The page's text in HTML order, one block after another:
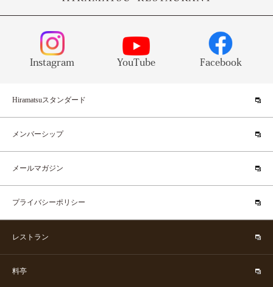
Instagram YouTube Facebook
Hiramatsuスタンダード
メンバーシップ
メールマガジン
プライバシーポリシー
レストラン
料亭